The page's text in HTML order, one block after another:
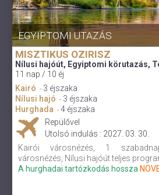
EGYIPTOMI UTAZÁS
MISZTIKUS OZIRISZ
Nílusi hajóút, Egyiptomi körutazás,
11 nap / 10 éj
Kairó - 3 éjszaka
Nílusi hajó - 3 éjszaka
Hurghada - 4 éjszaka
Repülővel
Utolsó indulás : 2027. 03. 30.
Kairói városnézés, 1
városnézés, Nílusi hajóút teljes
A hurghadai tartózkodás hossza